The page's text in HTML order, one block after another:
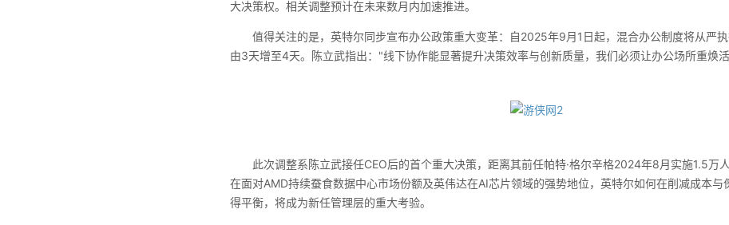
大决策权。相关调整预计在未来数月内加速推进。
值得关注的是，英特尔同步宣布办公政策重大变革：自2025年9月1日起，混合办公制度将从严
由3天增至4天。陈立武指出："线下协作能显著提升决策效率与创新质量，我们必须让办公场所重焕
此次调整系陈立武接任CEO后的首个重大决策，距离其前任帕特·格尔辛格2024年8月实施1.5万
在面对AMD持续蚕食数据中心市场份额及英伟达在AI芯片领域的强势地位，英特尔如何在削减成本与
得平衡，将成为新任管理层的重大考验。